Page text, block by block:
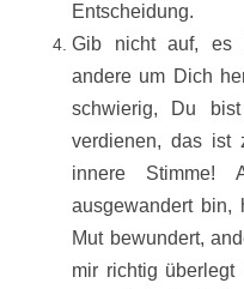
Entscheidung.
Gib nicht auf, es
andere um Dich
schwierig, Du
verdienen, das ist
innere Stimme!
ausgewandert bin,
Mut bewundert,
mir richtig überlegt